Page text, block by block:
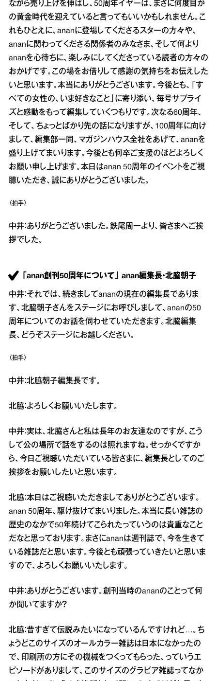
ながら売り上げを伸ばし、50周年イヤーは、まさに何度目か
の黄金時代を迎えていると言ってもいいかもしれません。こ
れもひとえに、ananに登場してくださるスターの方々や、
ananに関わってくださる関係者のみなさま、そして何より
ananを心待ちに、楽しみにしてくださっている読者の方々の
おかげです。この場をお借りして感謝の気持ちをお伝えした
いと思います。本当にありがとうございます。今後とも、「す
べての女性の、いま好きなこと」に寄り添い、毎号サプライ
ズと感動をもって編集していくつもりです。次なる60周年、
そして、ちょっとばかり先の話になりますが、100周年に向け
まして、編集部一同、マガジンハウス全社をあげて、ananを
盛り上げてまいります。今後とも何卒ご支援のほどよろしく
お願い申し上げます。本日はanan 50周年のイベントをご視
聴いただき、誠にありがとうございました。
（拍手）
中井：ありがとうございました。鉄尾周一より、皆さまへご挨
拶でした。
「anan創刊50周年について」 anan編集長・北脇朝子
中井：それでは、続きましてananの現在の編集長でありま
す、北脇朝子さんをステージにお呼びしまして、ananの50
周年についてのお話を伺わせていただきます。北脇編集
長、どうぞステージにお越しください。
（拍手）
中井：北脇朝子編集長です。
北脇：よろしくお願いいたします。
中井：実は、北脇さんと私は長年のお友達なのですが、こう
して公の場所で話をするのは照れますね。せっかくですか
ら、今日ご視聴いただいている皆さまに、編集長としてのご
挨拶をお願いしたいと思います。
北脇：本日はご視聴いただきましてありがとうございます。
anan 50周年、駆け抜けてまいりました。本当に長い雑誌の
歴史のなかで50年続けてこられたっていうのは貴重なこと
だなと思っております。まさにananは週刊誌で、今を生きて
いる雑誌だと思います。今後とも頑張っていきたいと思いま
すので、よろしくお願いいたします。
中井：ありがとうございます。創刊当時のananのことって何
か聞いてますか？
北脇：昔すぎて伝説みたいになっているんですけれど…。ち
ょうどこのサイズのオールカラー雑誌は日本になかったの
で、印刷所の方にその機械をつくってもらった、っていうエ
ピソードがありまして、このサイズのグラビア雑誌ってなか